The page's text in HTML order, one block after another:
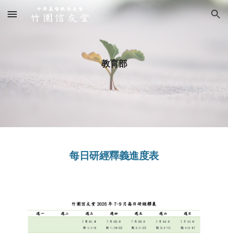
Skip to main content Skip to navigation
教育部
每日研經釋義進度表